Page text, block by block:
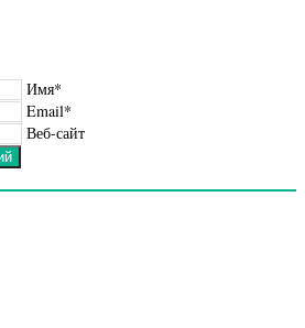
Имя*
Email*
Веб-сайт